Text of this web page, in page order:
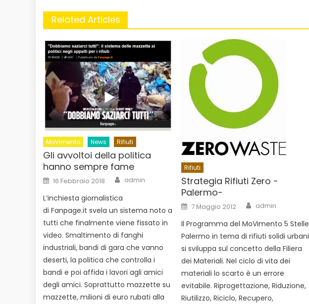
Related Articles
MoVimento News Rifiuti
Gli avvoltoi della politica
hanno sempre fame
Posted
on
16 Febbraio 2018 Author
admin
L’inchiesta giornalistica
di Fanpage.it svela un sistema noto a
tutti che finalmente viene fissato in
video. Smaltimento di fanghi
industriali, bandi di gara che vanno
deserti, la politica che controlla i
bandi e poi affida i lavori agli amici
degli amici. Soprattutto mazzette su
mazzette, milioni di euro rubati alla
Rifiuti
Strategia Rifiuti Zero -
Palermo-
Posted
on
7 Maggio 2012 Author
admin
Il Programma del MoVimento 5 Stelle
Palermo in tema di rifiuti solidi urbani
si sviluppa sul concetto della Filiera
dei Materiali. Nel ciclo di vita dei
materiali lo scarto è un errore
evitabile. Riprogettazione, Riduzione,
Riutilizzo, Riciclo, Recupero,